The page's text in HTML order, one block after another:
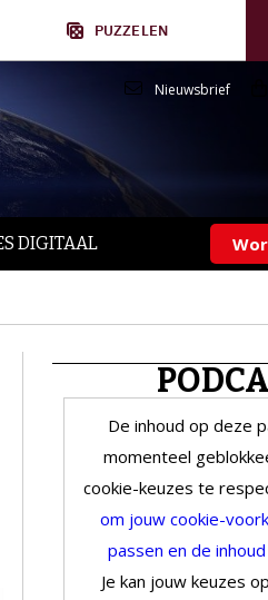
PUZZELEN
Nieuwsbrief
DIGITAAL
De inhoud op deze
momenteel
cookie-keuzes te
om jouw cookie-
passen en de
Je kan jouw keuzes